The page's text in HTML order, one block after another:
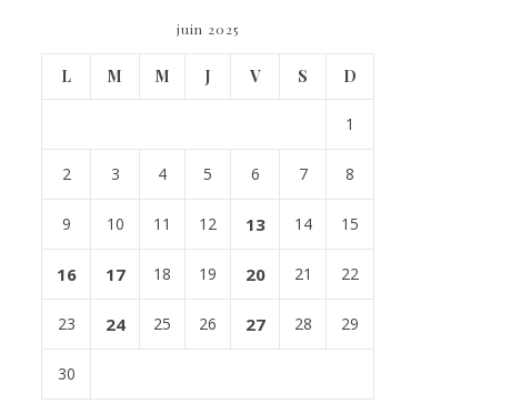
juin 2025
L M M J V S D
1
2 3 4 5 6 7 8
9 10 11 12 13 14 15
16 17 18 19 20 21 22
23 24 25 26 27 28 29
30